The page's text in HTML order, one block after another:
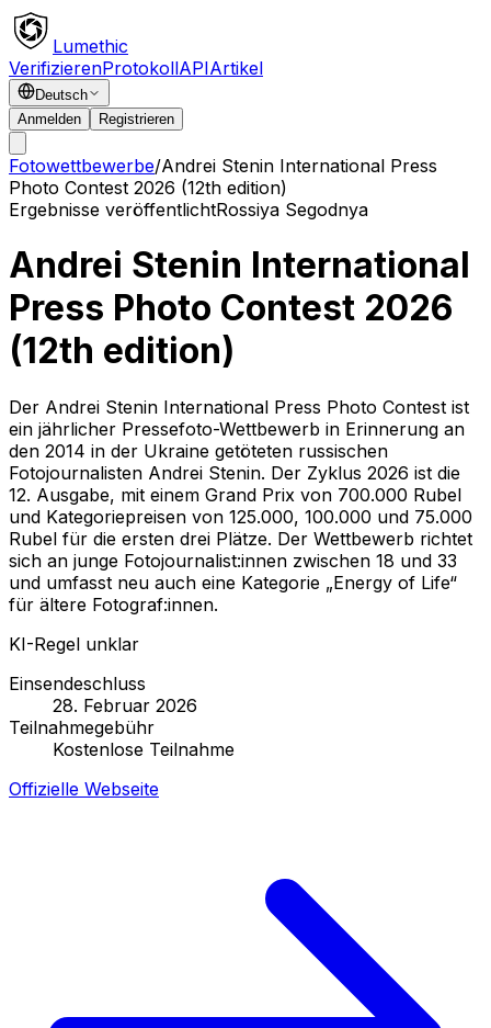
Lumethic
VerifizierenProtokollAPIArtikel
Deutsch
Anmelden
Registrieren
Fotowettbewerbe/Andrei Stenin International Press
Photo Contest 2026 (12th edition)
Ergebnisse veröffentlichtRossiya Segodnya
Andrei Stenin International
Press Photo Contest 2026
(12th edition)
Der Andrei Stenin International Press Photo Contest ist
ein jährlicher Pressefoto-Wettbewerb in Erinnerung an
den 2014 in der Ukraine getöteten russischen
Fotojournalisten Andrei Stenin. Der Zyklus 2026 ist die
12. Ausgabe, mit einem Grand Prix von 700.000 Rubel
und Kategoriepreisen von 125.000, 100.000 und 75.000
Rubel für die ersten drei Plätze. Der Wettbewerb richtet
sich an junge Fotojournalist:innen zwischen 18 und 33
und umfasst neu auch eine Kategorie „Energy of Life“
für ältere Fotograf:innen.
KI-Regel unklar
Einsendeschluss
28. Februar 2026
Teilnahmegebühr
Kostenlose Teilnahme
Offizielle Webseite